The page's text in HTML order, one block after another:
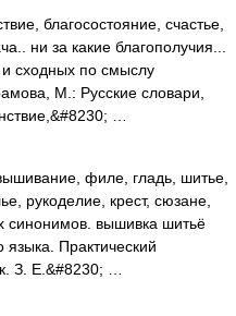
благосостояние, счастье,
ни за какие благополучия...
сходных по смыслу
М.: Русские словари,
…
филе, гладь, шитье,
рукоделие, крест, сюзане,
синонимов. вышивка шитьё
языка. Практический
З. Е.&#8230; …